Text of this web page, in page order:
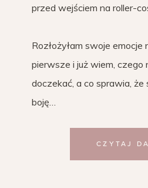
przed wejściem na roller-
Rozłożyłam swoje emocje
pierwsze i już wiem, czego
doczekać, a co sprawia,
boję…
CZYTAJ